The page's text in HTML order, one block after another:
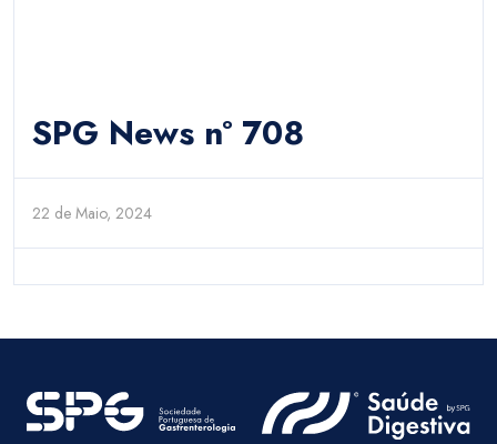
SPG News nº 708
22 de Maio, 2024